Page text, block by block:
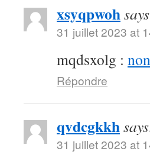
xsyqpwoh
31 juillet 2023 at
mqdsxolg :
Répondre
qvdcgkkh
31 juillet 2023 at